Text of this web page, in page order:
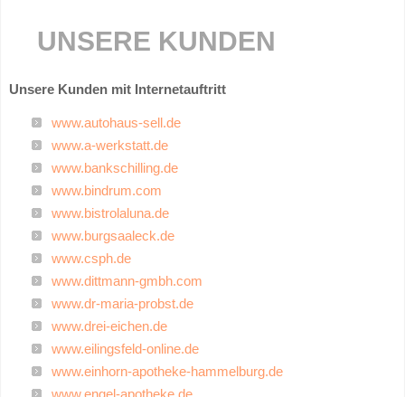
UNSERE KUNDEN
Unsere Kunden mit Internetauftritt
www.autohaus-sell.de
www.a-werkstatt.de
www.bankschilling.de
www.bindrum.com
www.bistrolaluna.de
www.burgsaaleck.de
www.csph.de
www.dittmann-gmbh.com
www.dr-maria-probst.de
www.drei-eichen.de
www.eilingsfeld-online.de
www.einhorn-apotheke-hammelburg.de
www.engel-apotheke.de